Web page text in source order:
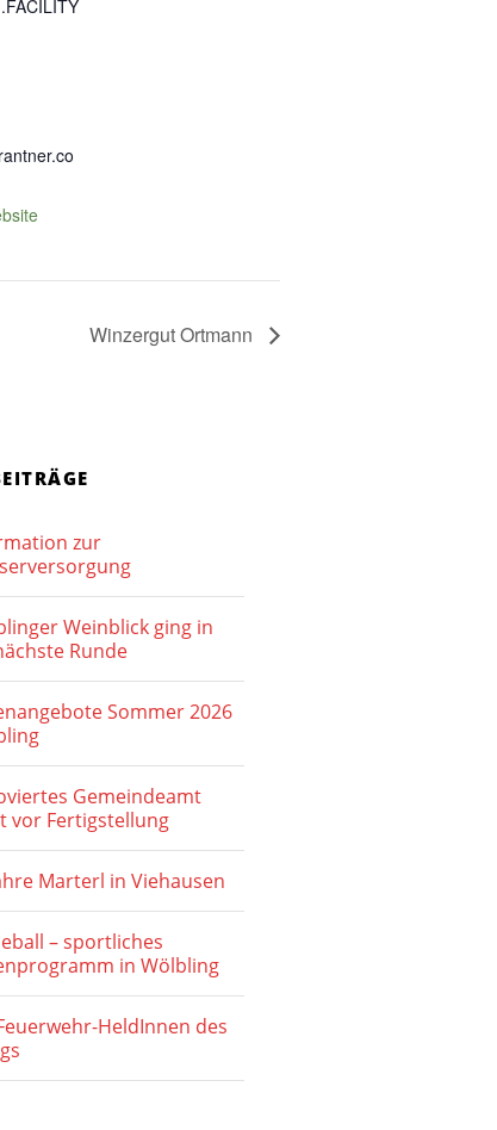
Winzergut Ortmann
zur
Weinblick ging in
Runde
Sommer 2026
Gemeindeamt
vor Fertigstellung
Marterl in Viehausen
– sportliches
in Wölbling
HeldInnen des